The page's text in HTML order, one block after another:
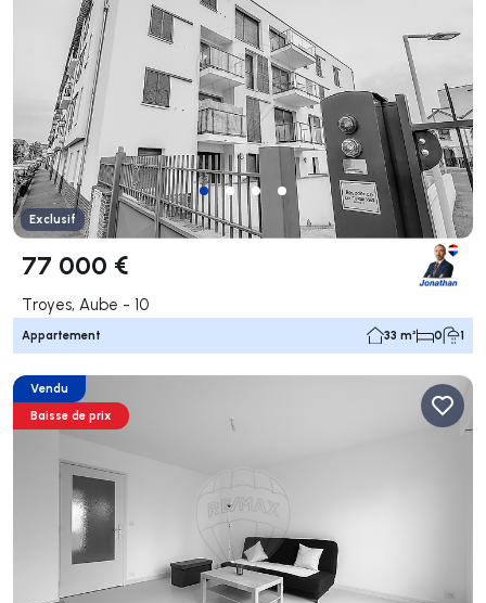
Exclusif
77 000 €
Troyes, Aube - 10
Appartement 33 m² 0 1
Vendu
Baisse de prix